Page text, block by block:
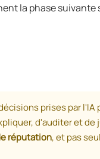
la phase suivante
prises par l'IA
d'auditer et
réputation, et pas